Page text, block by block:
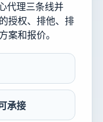
代理三条线并
授权、排他、排
案和报价。
承接